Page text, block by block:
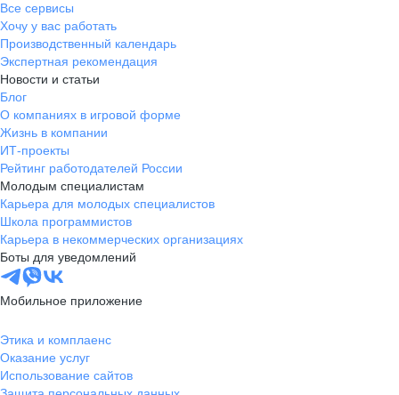
Все сервисы
Хочу у вас работать
Производственный календарь
Экспертная рекомендация
Новости и статьи
Блог
О компаниях в игровой форме
Жизнь в компании
ИТ-проекты
Рейтинг работодателей России
Молодым специалистам
Карьера для молодых специалистов
Школа программистов
Карьера в некоммерческих организациях
Боты для уведомлений
Мобильное приложение
Этика и комплаенс
Оказание услуг
Использование сайтов